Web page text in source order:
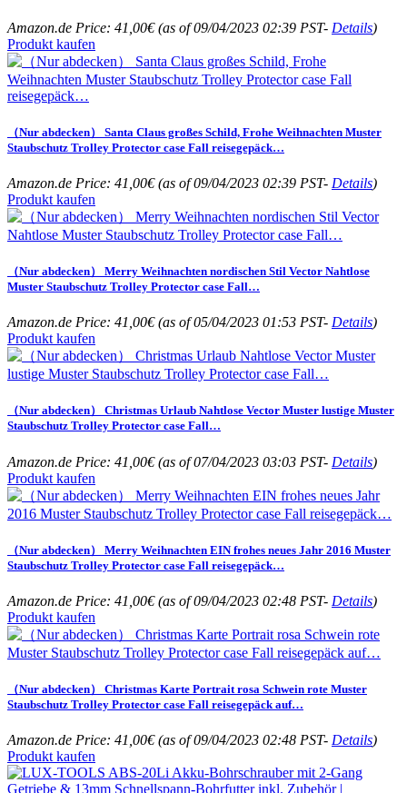
Amazon.de Price: 41,00€(as of 09/04/2023 02:39 PST- Details)
Produkt kaufen
（Nur abdecken） Santa Claus großes Schild, Frohe Weihnachten Muster
Staubschutz Trolley Protector case Fall reisegepäck…
Amazon.de Price: 41,00€(as of 09/04/2023 02:39 PST- Details)
Produkt kaufen
（Nur abdecken） Merry Weihnachten nordischen Stil Vector Nahtlose
Muster Staubschutz Trolley Protector case Fall…
Amazon.de Price: 41,00€(as of 05/04/2023 01:53 PST- Details)
Produkt kaufen
（Nur abdecken） Christmas Urlaub Nahtlose Vector Muster lustige Muster
Staubschutz Trolley Protector case Fall…
Amazon.de Price: 41,00€(as of 07/04/2023 03:03 PST- Details)
Produkt kaufen
（Nur abdecken） Merry Weihnachten EIN frohes neues Jahr 2016 Muster
Staubschutz Trolley Protector case Fall reisegepäck…
Amazon.de Price: 41,00€(as of 09/04/2023 02:48 PST- Details)
Produkt kaufen
（Nur abdecken） Christmas Karte Portrait rosa Schwein rote Muster
Staubschutz Trolley Protector case Fall reisegepäck auf…
Amazon.de Price: 41,00€(as of 09/04/2023 02:48 PST- Details)
Produkt kaufen